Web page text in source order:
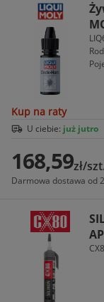
Kup na raty
U ciebie: już jutro
168,59zł/
Darmowa dostawa od